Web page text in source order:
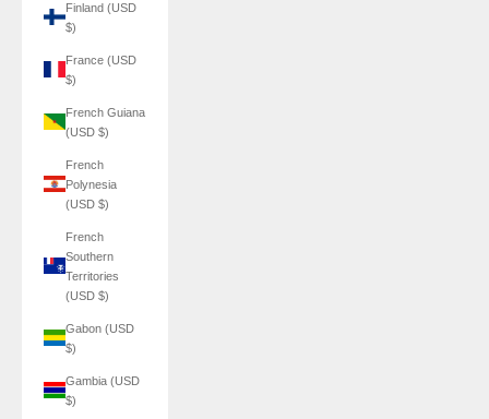
Finland (USD
$)
France (USD
$)
French Guiana
(USD $)
French
Polynesia
(USD $)
French
Southern
Territories
(USD $)
Gabon (USD
$)
Gambia (USD
$)